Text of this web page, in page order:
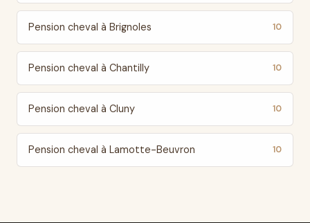
Pension cheval à Brignoles 10
Pension cheval à Chantilly 10
Pension cheval à Cluny 10
Pension cheval à Lamotte-Beuvron 10